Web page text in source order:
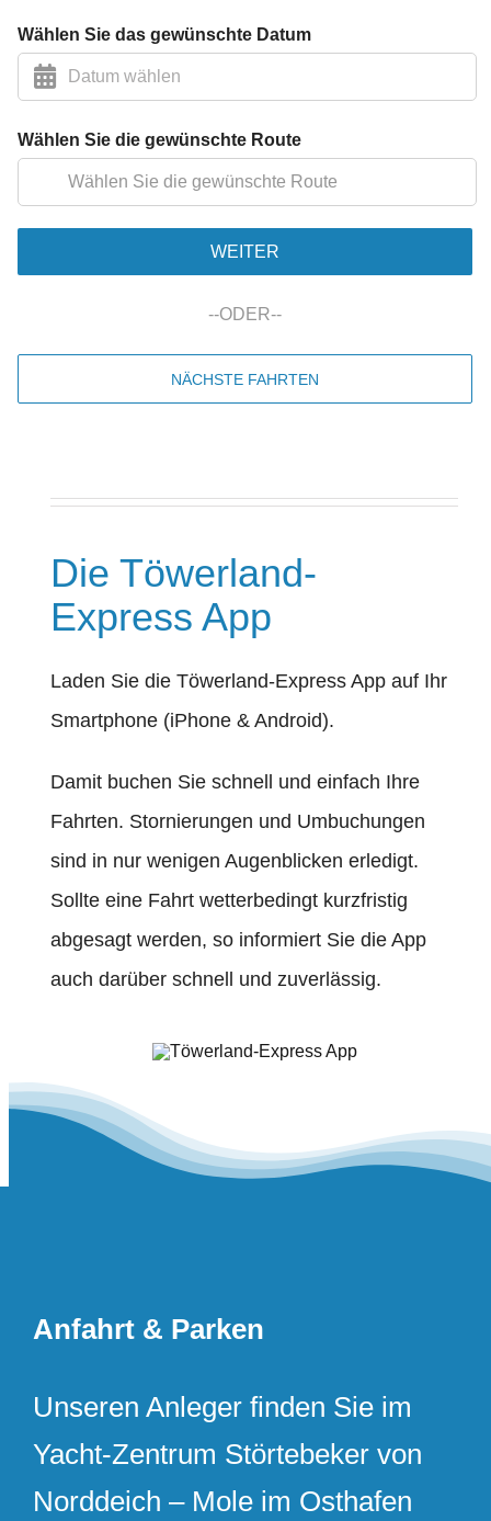
Wählen Sie das gewünschte Datum
Wählen Sie die gewünschte Route
WEITER
--ODER--
NÄCHSTE FAHRTEN
Die Töwerland-
Express App
Laden Sie die Töwerland-Express App auf Ihr
Smartphone (iPhone & Android).
Damit buchen Sie schnell und einfach Ihre
Fahrten. Stornierungen und Umbuchungen
sind in nur wenigen Augenblicken erledigt.
Sollte eine Fahrt wetterbedingt kurzfristig
abgesagt werden, so informiert Sie die App
auch darüber schnell und zuverlässig.
Anfahrt & Parken
Unseren Anleger finden Sie im
Yacht-Zentrum Störtebeker von
Norddeich – Mole im Osthafen